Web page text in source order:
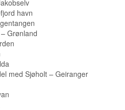
havn
Grønland
med Sjøholt – Geiranger